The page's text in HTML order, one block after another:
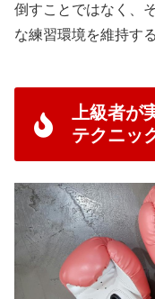
倒すことではなく、
な練習環境を維持す
上級者が
テクニッ